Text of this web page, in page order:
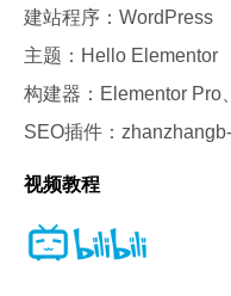
建站程序：WordPress
主题：Hello Elementor
构建器：Elementor Pro
SEO插件：
视频教程